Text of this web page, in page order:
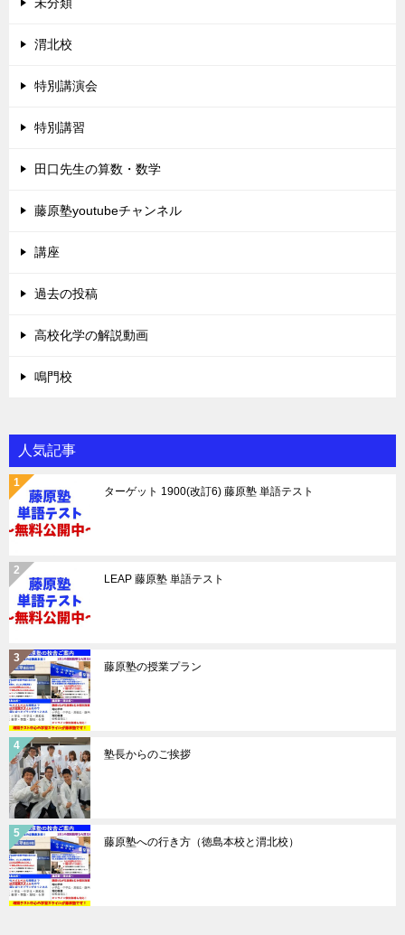
渭北校
特別講演会
特別講習
田口先生の算数・数学
藤原塾youtubeチャンネル
講座
過去の投稿
高校化学の解説動画
鳴門校
人気記事
ターゲット 1900(改訂6) 藤原塾 単語テスト
LEAP 藤原塾 単語テスト
藤原塾の授業プラン
塾長からのご挨拶
藤原塾への行き方（徳島本校と渭北校）